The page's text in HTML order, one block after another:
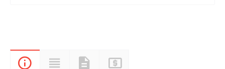
ОписаниеХарактеристики
Документы